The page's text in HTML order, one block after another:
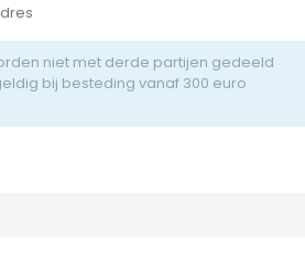
niet met derde partijen gedeeld
bij besteding vanaf 300 euro